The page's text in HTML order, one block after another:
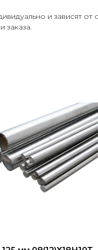
и зависят
заказа.